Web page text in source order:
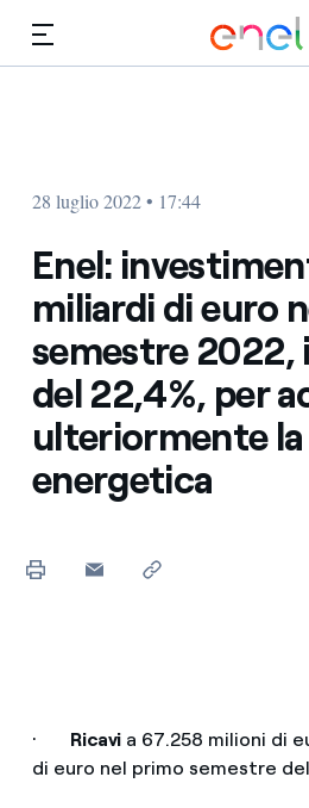
28 luglio 2022 • 17:44
Enel:
miliardi di euro
semestre 2022,
del 22,4%, per
ulteriormente
energetica
· Ricavi a 67.258 milioni di
di euro nel primo semestre del